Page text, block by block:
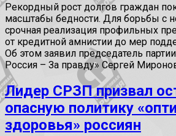
Рекордный рост долгов граждан
масштабы бедности. Для борьбы с
срочная реализация профильных
от кредитной амнистии до мер
Об этом заявил председатель
Россия – За правду» Сергей
Лидер СРЗП призвал
опасную политику
здоровья» россиян